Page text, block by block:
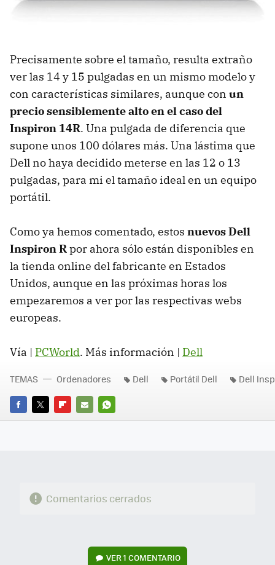
Precisamente sobre el tamaño, resulta extraño
ver las 14 y 15 pulgadas en un mismo modelo y
con características similares, aunque con un
precio sensiblemente alto en el caso del
Inspiron 14R. Una pulgada de diferencia que
supone unos 100 dólares más. Una lástima que
Dell no haya decidido meterse en las 12 o 13
pulgadas, para mi el tamaño ideal en un equipo
portátil.
Como ya hemos comentado, estos nuevos Dell
Inspiron Rpor ahora sólo están disponibles en
la tienda online del fabricante en Estados
Unidos, aunque en las próximas horas los
empezaremos a ver por las respectivas webs
europeas.
Vía | PCWorld. Más información | Dell
FACEBOOK
TWITTERFLIPBOARD
E-
WHATSAPP
TEMAS Ordenadores Dell Portátil Dell Dell
Comentarios cerrados
VER1 COMENTARIO